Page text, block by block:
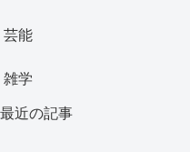
芸能
雑学
最近の記事